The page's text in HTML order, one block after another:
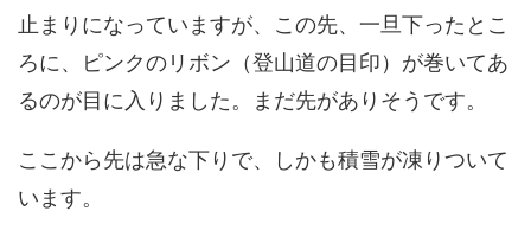
止まりになっていますが、この先、一旦下ったとこ
ろに、ピンクのリボン（登山道の目印）が巻いてあ
るのが目に入りました。まだ先がありそうです。
ここから先は急な下りで、しかも積雪が凍りついて
います。